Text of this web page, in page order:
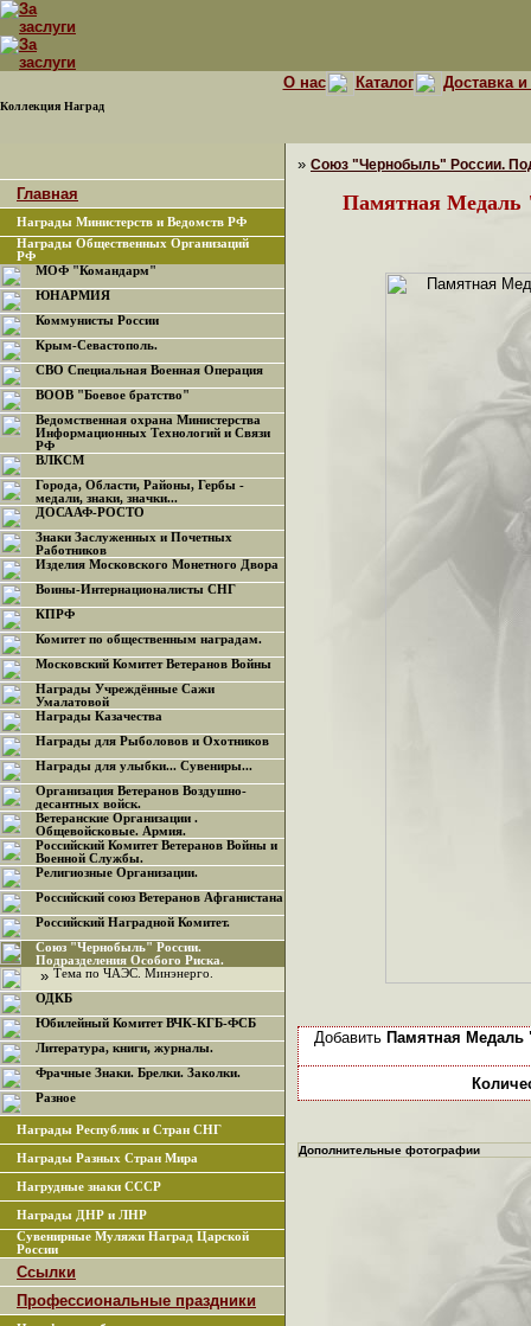
Коллекция Наград
О нас Каталог Доставка и
Главная
Награды Министерств и Ведомств РФ
Награды Общественных Организаций
РФ
МОФ "Командарм"
ЮНАРМИЯ
Коммунисты России
Крым-Севастополь.
СВО Специальная Военная Операция
ВООВ "Боевое братство"
Ведомственная охрана Министерства
Информационных Технологий и Связи
РФ
ВЛКСМ
Города, Области, Районы, Гербы -
медали, знаки, значки...
ДОСААФ-РОСТО
Знаки Заслуженных и Почетных
Работников
Изделия Московского Монетного Двора
Воины-Интернационалисты СНГ
КПРФ
Комитет по общественным наградам.
Московский Комитет Ветеранов Войны
Награды Учреждённые Сажи
Умалатовой
Награды Казачества
Награды для Рыболовов и Охотников
Награды для улыбки... Сувениры...
Организация Ветеранов Воздушно-
десантных войск.
Ветеранские Организации .
Общевойсковые. Армия.
Российский Комитет Ветеранов Войны и
Военной Службы.
Религиозные Организации.
Российский союз Ветеранов Афганистана
Российский Наградной Комитет.
Союз "Чернобыль" России.
Подразделения Особого Риска.
» Тема по ЧАЭС. Минэнерго.
ОДКБ
Юбилейный Комитет ВЧК-КГБ-ФСБ
Литература, книги, журналы.
Фрачные Знаки. Брелки. Заколки.
Разное
Награды Республик и Стран СНГ
Награды Разных Стран Мира
Нагрудные знаки СССР
Награды ДНР и ЛНР
Сувенирные Муляжи Наград Царской
России
Ссылки
Профессиональные праздники
» Союз "Чернобыль" России.
Памятная Медаль
Добавить Памятная
Дополнительные фотографии